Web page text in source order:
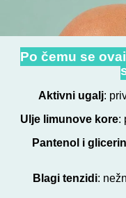
Po čemu se
Aktivni ugalj:
Ulje limunove kore:
Pantenol i glicerin
Blagi tenzidi: